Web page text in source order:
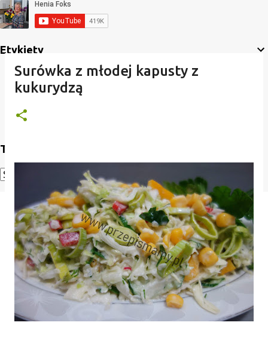
Etykiety
Translate
Translate
Surówka z młodej kapusty z
kukurydzą